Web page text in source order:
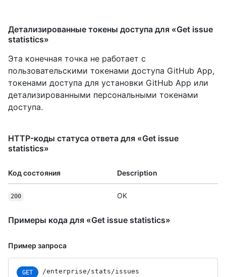
Детализированные токены доступа для «Get issue
statistics»
Эта конечная точка не работает с
пользовательскими токенами доступа GitHub App,
токенами доступа для установки GitHub App или
детализированными персональными токенами
доступа.
HTTP-коды статуса ответа для «Get issue
statistics»
Код состояния Description
200 OK
Примеры кода для «Get issue statistics»
Пример запроса
GET /enterprise/stats/issues